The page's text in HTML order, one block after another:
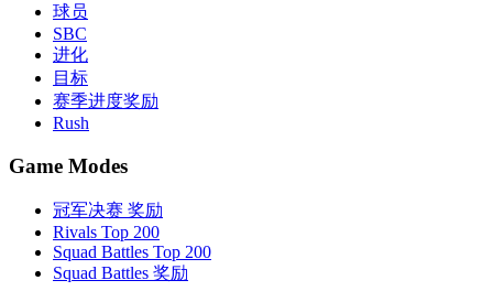
球员
SBC
进化
目标
赛季进度奖励
Rush
Game Modes
冠军决赛 奖励
Rivals Top 200
Squad Battles Top 200
Squad Battles 奖励